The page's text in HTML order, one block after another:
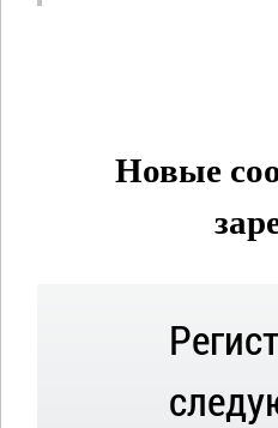
Новые